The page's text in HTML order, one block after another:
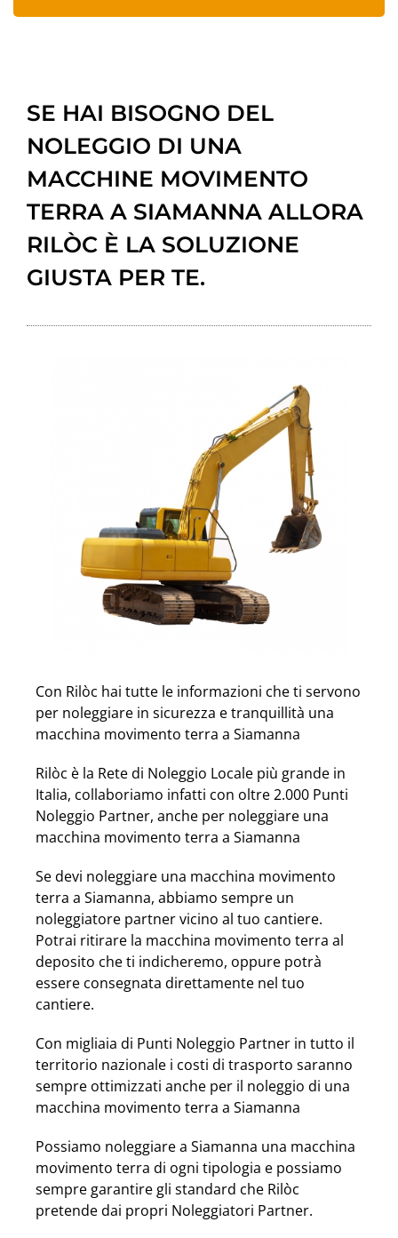
SE HAI BISOGNO DEL
NOLEGGIO DI UNA
MACCHINE MOVIMENTO
TERRA A SIAMANNA ALLORA
RILÒC È LA SOLUZIONE
GIUSTA PER TE.
Con Rilòc hai tutte le informazioni che ti servono
per noleggiare in sicurezza e tranquillità una
macchina movimento terra a Siamanna
Rilòc è la Rete di Noleggio Locale più grande in
Italia, collaboriamo infatti con oltre 2.000 Punti
Noleggio Partner, anche per noleggiare una
macchina movimento terra a Siamanna
Se devi noleggiare una macchina movimento
terra a Siamanna, abbiamo sempre un
noleggiatore partner vicino al tuo cantiere.
Potrai ritirare la macchina movimento terra al
deposito che ti indicheremo, oppure potrà
essere consegnata direttamente nel tuo
cantiere.
Con migliaia di Punti Noleggio Partner in tutto il
territorio nazionale i costi di trasporto saranno
sempre ottimizzati anche per il noleggio di una
macchina movimento terra a Siamanna
Possiamo noleggiare a Siamanna una macchina
movimento terra di ogni tipologia e possiamo
sempre garantire gli standard che Rilòc
pretende dai propri Noleggiatori Partner.